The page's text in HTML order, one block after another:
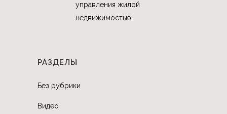
управления жилой
недвижимостью
РАЗДЕЛЫ
Без рубрики
Видео